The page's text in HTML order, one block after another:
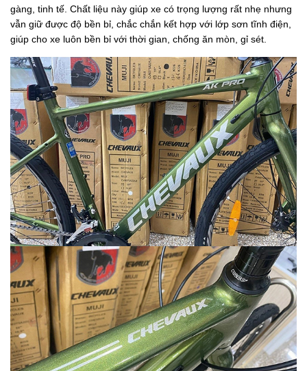
gàng, tinh tế. Chất liệu này giúp xe có trọng lượng rất nhẹ nhưng
vẫn giữ được độ bền bỉ, chắc chắn kết hợp với lớp sơn tĩnh điện,
giúp cho xe luôn bền bỉ với thời gian, chống ăn mòn, gỉ sét.